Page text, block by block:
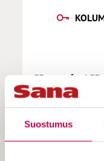
Suostumus
Konstig |
takaisin
Minulla on